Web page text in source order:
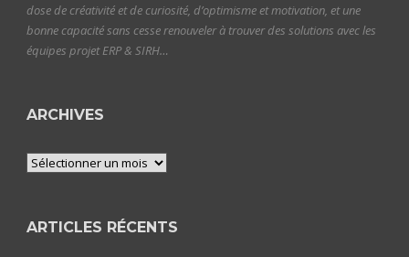
dose de créativité et de curiosité, d’optimisme et motivation, et une
bonne capacité sans cesse renouveler à trouver des solutions avec les
équipes projet ERP & SIRH…
ARCHIVES
Archives
ARTICLES RÉCENTS